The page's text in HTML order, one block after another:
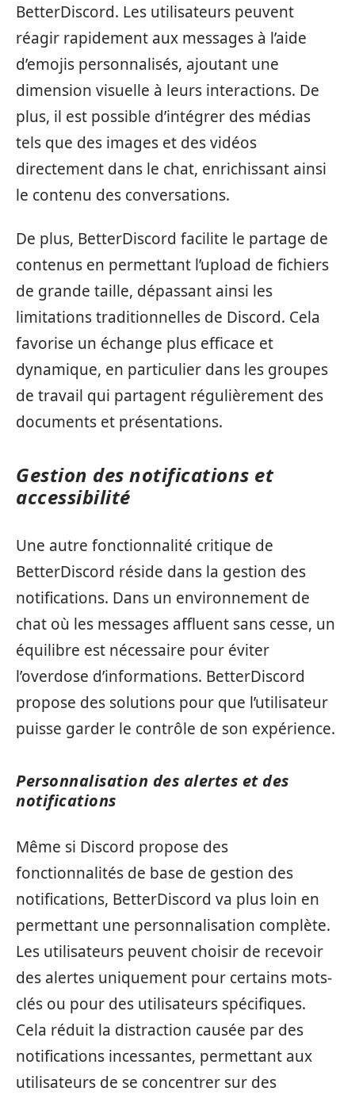
BetterDiscord. Les utilisateurs peuvent
réagir rapidement aux messages à l’aide
d’emojis personnalisés, ajoutant une
dimension visuelle à leurs interactions. De
plus, il est possible d’intégrer des médias
tels que des images et des vidéos
directement dans le chat, enrichissant ainsi
le contenu des conversations.
De plus, BetterDiscord facilite le partage de
contenus en permettant l’upload de fichiers
de grande taille, dépassant ainsi les
limitations traditionnelles de Discord. Cela
favorise un échange plus efficace et
dynamique, en particulier dans les groupes
de travail qui partagent régulièrement des
documents et présentations.
Gestion des notifications et
accessibilité
Une autre fonctionnalité critique de
BetterDiscord réside dans la gestion des
notifications. Dans un environnement de
chat où les messages affluent sans cesse, un
équilibre est nécessaire pour éviter
l’overdose d’informations. BetterDiscord
propose des solutions pour que l’utilisateur
puisse garder le contrôle de son expérience.
Personnalisation des alertes et des
notifications
Même si Discord propose des
fonctionnalités de base de gestion des
notifications, BetterDiscord va plus loin en
permettant une personnalisation complète.
Les utilisateurs peuvent choisir de recevoir
des alertes uniquement pour certains mots-
clés ou pour des utilisateurs spécifiques.
Cela réduit la distraction causée par des
notifications incessantes, permettant aux
utilisateurs de se concentrer sur des